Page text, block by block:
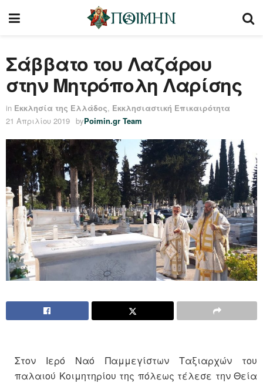
Σάββατο του Λαζάρου
στην Μητρόπολη Λαρίσης
in Εκκλησία της Ελλάδος, Εκκλησιαστική Επικαιρότητα
21 Απριλίου 2019 byPoimin.gr Team
Στον Ιερό Ναό Παμμεγίστων Ταξιαρχών του
παλαιού Κοιμητηρίου της πόλεως τέλεσε την Θεία